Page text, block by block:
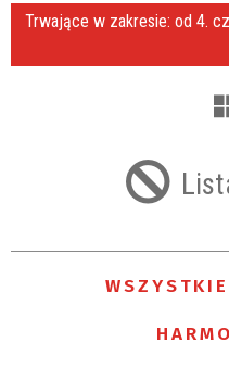
Szukana fraza
Trwające w zakresie
Trwające w zakresie: od 4.